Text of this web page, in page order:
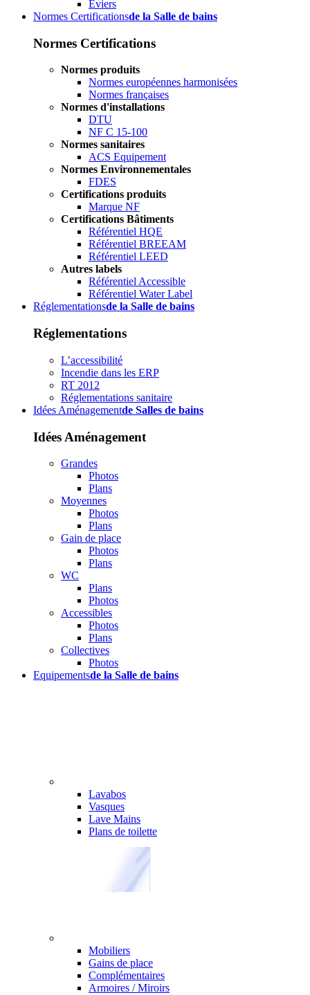
Eviers
Normes Certificationsde la Salle de bains
Normes Certifications
Normes produits
Normes européennes harmonisées
Normes françaises
Normes d'installations
DTU
NF C 15-100
Normes sanitaires
ACS Equipement
Normes Environnementales
FDES
Certifications produits
Marque NF
Certifications Bâtiments
Référentiel HQE
Référentiel BREEAM
Référentiel LEED
Autres labels
Référentiel Accessible
Référentiel Water Label
Réglementationsde la Salle de bains
Réglementations
L’accessibilité
Incendie dans les ERP
RT 2012
Réglementations sanitaire
Idées Aménagementde Salles de bains
Idées Aménagement
Grandes
Photos
Plans
Moyennes
Photos
Plans
Gain de place
Photos
Plans
WC
Plans
Photos
Accessibles
Photos
Plans
Collectives
Photos
Equipementsde la Salle de bains
Lavabos
Vasques
Lave Mains
Plans de toilette
Mobiliers
Gains de place
Complémentaires
Armoires / Miroirs